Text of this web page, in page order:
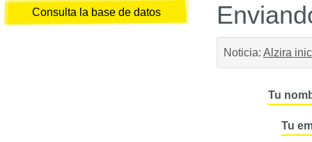
Consulta la base de datos
Noticia: Alzira
Tu
Tu